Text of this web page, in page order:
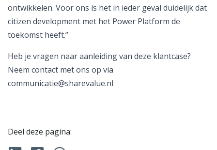
ontwikkelen. Voor ons is het in ieder geval duidelijk dat
citizen development met het Power Platform de
toekomst heeft.”
Heb je vragen naar aanleiding van deze klantcase?
Neem contact met ons op via
communicatie@sharevalue.nl
Deel deze pagina: